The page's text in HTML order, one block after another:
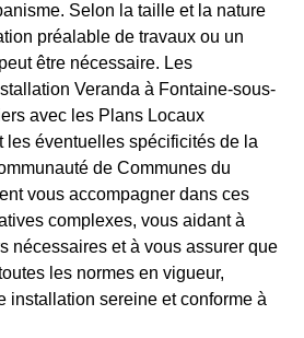
Selon la taille et la nature
préalable de travaux ou un
être nécessaire. Les
Veranda à Fontaine-sous-
avec les Plans Locaux
les éventuelles spécificités de la
de Communes du
vous accompagner dans ces
complexes, vous aidant à
nécessaires et à vous assurer que
les normes en vigueur,
installation sereine et conforme à